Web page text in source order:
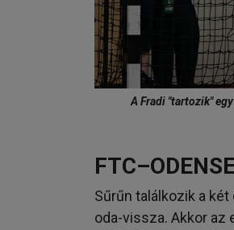
A Fradi "tartozik"
Sűrűn találkozik a
oda-vissza. Akkor az